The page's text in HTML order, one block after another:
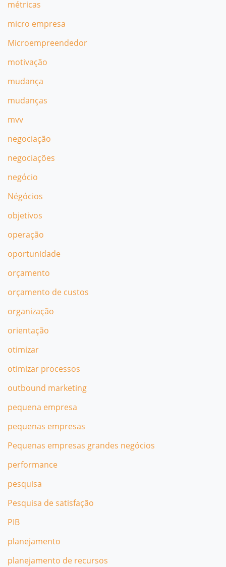
métricas
micro empresa
Microempreendedor
motivação
mudança
mudanças
mvv
negociação
negociações
negócio
Négócios
objetivos
operação
oportunidade
orçamento
orçamento de custos
organização
orientação
otimizar
otimizar processos
outbound marketing
pequena empresa
pequenas empresas
Pequenas empresas grandes negócios
performance
pesquisa
Pesquisa de satisfação
PIB
planejamento
planejamento de recursos